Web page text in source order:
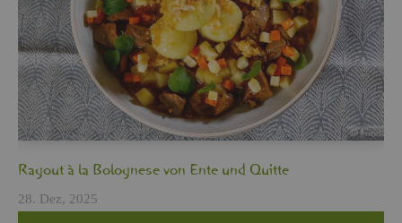
Ra­gout à la Bo­lo­gne­se von Ente und Quit­te
28. Dez, 2025